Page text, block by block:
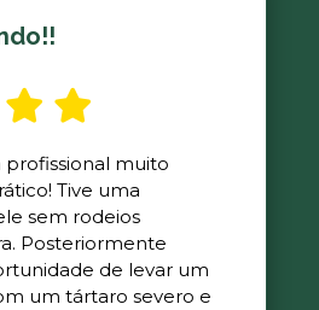
muito
Tive uma
sem rodeios
Posteriormente
de levar um
um tártaro severo e